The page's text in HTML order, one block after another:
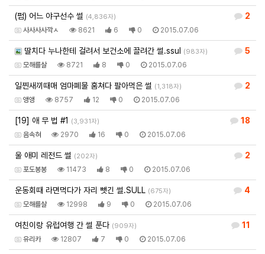
2
(펌) 어느 야구선수 썰 (4,836자)
사사사사깍ㅅ 8621 6 0 2015.07.06
5
딸치다 누나한테 걸려서 보건소에 끌려간 썰.ssul (983자)
모해를살 8721 8 0 2015.07.06
2
일찐새끼때매 엄마폐물 훔쳐다 팔아먹은 썰 (1,318자)
앵앵 8757 12 0 2015.07.06
18
[19] 애 무 법 #1 (3,931자)
음속혀 2970 16 0 2015.07.06
2
울 애미 레전드 썰 (202자)
포도봉봉 11473 8 0 2015.07.06
4
운동회때 라면먹다가 자리 뺏긴 썰.SULL (675자)
모해를살 12998 9 0 2015.07.06
11
여친이랑 유럽여행 간 썰 푼다 (909자)
유리카 12807 7 0 2015.07.06